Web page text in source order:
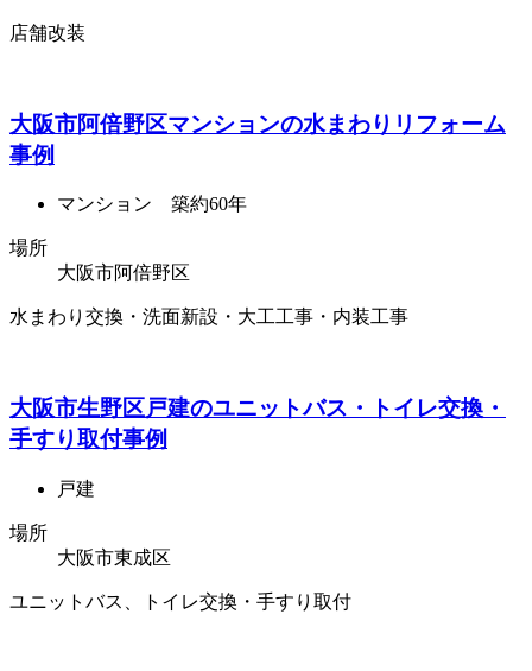
店舗改装
大阪市阿倍野区マンションの水まわりリフォーム
事例
マンション 築約60年
場所
大阪市阿倍野区
水まわり交換・洗面新設・大工工事・内装工事
大阪市生野区戸建のユニットバス・トイレ交換・
手すり取付事例
戸建
場所
大阪市東成区
ユニットバス、トイレ交換・手すり取付